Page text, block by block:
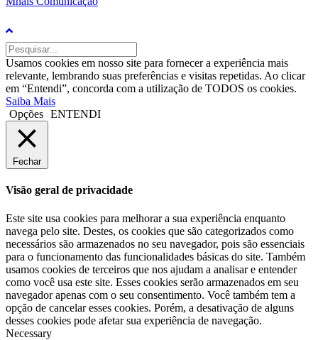
Usamos cookies em nosso site para fornecer a experiência mais
relevante, lembrando suas preferências e visitas repetidas. Ao clicar
em “Entendi”, concorda com a utilização de TODOS os cookies.
Saiba Mais
Opções ENTENDI
Fechar
Visão geral de privacidade
Este site usa cookies para melhorar a sua experiência enquanto
navega pelo site. Destes, os cookies que são categorizados como
necessários são armazenados no seu navegador, pois são essenciais
para o funcionamento das funcionalidades básicas do site. Também
usamos cookies de terceiros que nos ajudam a analisar e entender
como você usa este site. Esses cookies serão armazenados em seu
navegador apenas com o seu consentimento. Você também tem a
opção de cancelar esses cookies. Porém, a desativação de alguns
desses cookies pode afetar sua experiência de navegação.
Necessary